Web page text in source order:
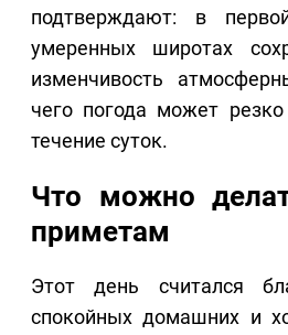
подтверждают: в
умеренных широтах
изменчивость
чего погода может
течение суток.
Что можно
приметам
Этот день считался
спокойных домашних и